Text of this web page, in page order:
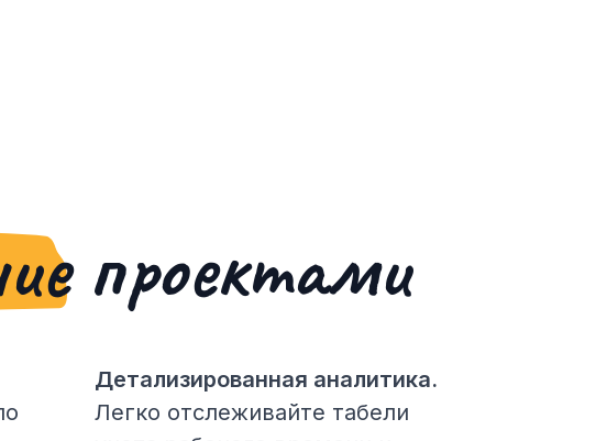
проектами
Детализированная аналитика.
Легко отслеживайте табели